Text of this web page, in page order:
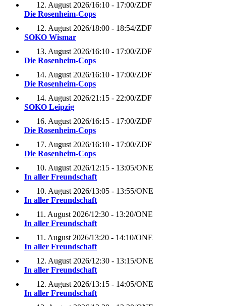
12. August 2026/16:10 - 17:00/ZDF
Die Rosenheim-Cops
12. August 2026/18:00 - 18:54/ZDF
SOKO Wismar
13. August 2026/16:10 - 17:00/ZDF
Die Rosenheim-Cops
14. August 2026/16:10 - 17:00/ZDF
Die Rosenheim-Cops
14. August 2026/21:15 - 22:00/ZDF
SOKO Leipzig
16. August 2026/16:15 - 17:00/ZDF
Die Rosenheim-Cops
17. August 2026/16:10 - 17:00/ZDF
Die Rosenheim-Cops
10. August 2026/12:15 - 13:05/ONE
In aller Freundschaft
10. August 2026/13:05 - 13:55/ONE
In aller Freundschaft
11. August 2026/12:30 - 13:20/ONE
In aller Freundschaft
11. August 2026/13:20 - 14:10/ONE
In aller Freundschaft
12. August 2026/12:30 - 13:15/ONE
In aller Freundschaft
12. August 2026/13:15 - 14:05/ONE
In aller Freundschaft